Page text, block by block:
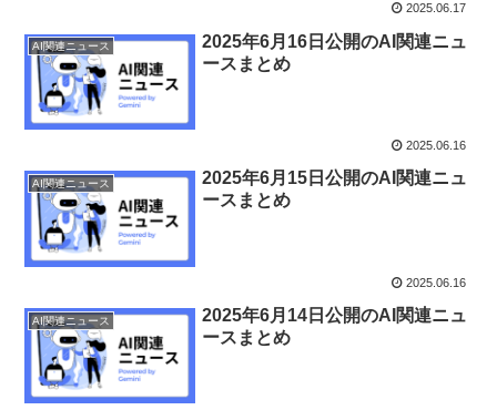
2025.06.17
AI関連ニュース
2025年6月16日公開のAI関連ニュ
ースまとめ
2025.06.16
AI関連ニュース
2025年6月15日公開のAI関連ニュ
ースまとめ
2025.06.16
AI関連ニュース
2025年6月14日公開のAI関連ニュ
ースまとめ